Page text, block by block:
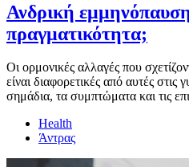
Ανδρική
πραγματικότητα;
Οι ορμονικές αλλαγές που
είναι διαφορετικές από αυτές στις
σημάδια, τα συμπτώματα και τις
Health
Άντρας